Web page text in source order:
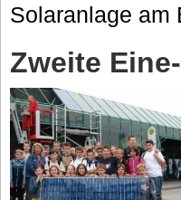
Solaranlage am
Zweite